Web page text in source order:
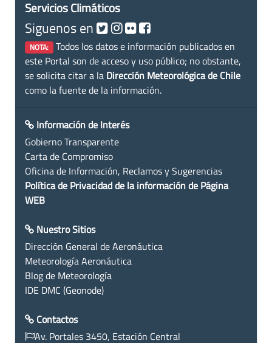
Servicios Climáticos
Siguenos en
NOTA: Todos los datos e información publicados en
este Portal son de acceso y uso público; no obstante,
se solicita citar a la Dirección Meteorológica de Chile
como la fuente de la información.
Información de Interés
Gobierno Transparente
Carta de Compromiso
Oficina de Información, Reclamos y Sugerencias
Política de Privacidad de la información de Página
WEB
Nuestro Sitios
Dirección General de Aeronáutica
Meteorología Aeronáutica
Blog de Meteorología
IDE DMC (Geonode)
Contactos
Av. Portales 3450, Estación Central